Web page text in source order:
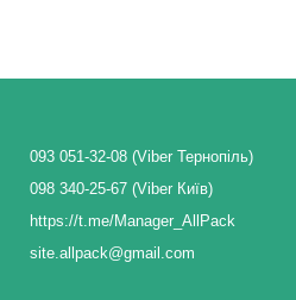
093 051-32-08 (Viber Тернопіль)
098 340-25-67 (Viber Київ)
https://t.me/Manager_AllPack
site.allpack@gmail.com